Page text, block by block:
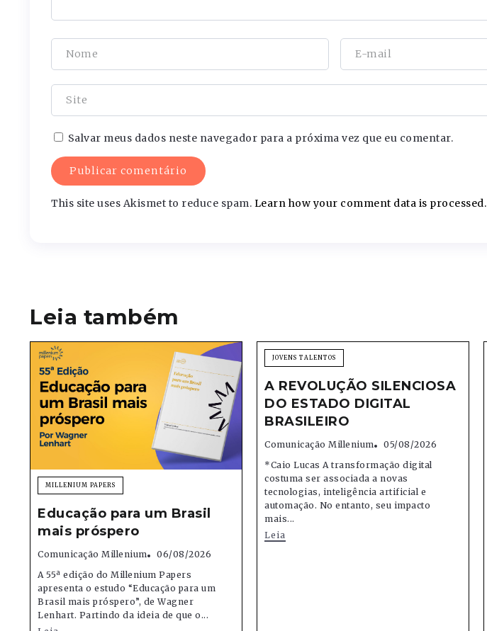
Salvar meus dados neste navegador para a próxima vez que eu comentar.
This site uses Akismet to reduce spam. Learn how your comment data is processed.
Leia também
MILLENIUM PAPERS
Educação para um Brasil
mais próspero
Comunicação Millenium
06/08/2026
A 55ª edição do Millenium Papers
apresenta o estudo “Educação para um
Brasil mais próspero”, de Wagner
Lenhart. Partindo da ideia de que o...
JOVENS TALENTOS
A REVOLUÇÃO SILENCIOSA
DO ESTADO DIGITAL
BRASILEIRO
Comunicação Millenium
05/08/2026
*Caio Lucas A transformação digital
costuma ser associada a novas
tecnologias, inteligência artificial e
automação. No entanto, seu impacto
mais...
Leia